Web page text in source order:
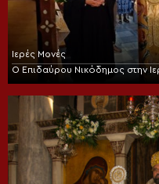
Ιερές Μονές
Ο Επιδαύρου Νικόδημος στην